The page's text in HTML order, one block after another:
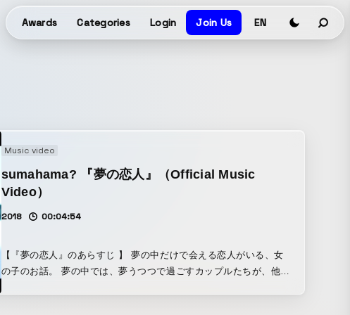
Awards Categories Login Join Us EN
Music video
sumahama? 『夢の恋人』（Official Music
Video）
2018 00:04:54
【『夢の恋人』のあらすじ 】 夢の中だけで会える恋人がいる、女
の子のお話。 夢の中では、夢うつつで過ごすカップルたちが、他に